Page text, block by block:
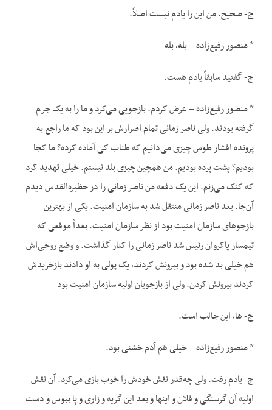
ج- صحیح. من این را یادم نیست اصلاً.
* منصور رفیع‌زاده – بله، بله
ج- گفتید سابقاً یادم هست.
* منصور رفیع‌زاده – عرض کردم. بازجویی می‌کرد و ما را به یک جرم
گرفته بودند. ولی ناصر زمانی تمام اصرارش بر این بود که ما راجع به
پرونده افشار طوس چیزی می‌دانیم که طناب کی آماده کرده؟ ما کجا
بودیم؟ پشت پرده بودیم. من همچین چیزی بلد نیستم. خیلی تهدید کرد
که کتک می‌زنم. این یک دفعه من ناصر زمانی را در حظیره‌القدس دیدم
آن‌جا. بعد ناصر زمانی منتقل شد به سازمان امنیت. یکی از بهترین
بازجوهای سازمان امنیت بود از نظر سازمان امنیت. بعداً موقعی که
تیمسار پاکروان رئیس شد ناصر زمانی را کنار گذاشت. و وضع روحی‌اش
هم خیلی بد شده بود و بیرونش کردند، یک پولی به او دادند بازخریدش
کردند بیرونش کردن. ولی از بازجویان اولیه سازمان امنیت بود
ج- ها، این جالب است.
* منصور رفیع‌زاده – خیلی هم آدم خشنی بود.
ج- یادم رفت. ولی چه‌قدر نقش خودش را خوب بازی می‌کرد. آن نقش
اولیه آن گرسنگی و فلان و اینها و بعد این گریه و زاری و پا ببوس و دست